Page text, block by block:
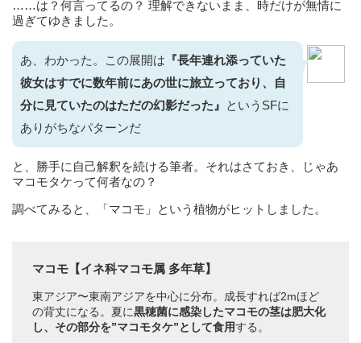
……は？何言ってるの？ 理解できないまま、時だけが無情に
過ぎてゆきました。
あ、わかった。この展開は 『長年連れ添っていた
彼女はすでに数年前にあの世に旅立っており、自
分に見ていたのはただの幻影だった』 というSFに
ありがちなパターンだ
と、勝手に自己解釈を続ける筆者。それはさておき、じゃあ
マコモタケって何者なの？
調べてみると、「マコモ」という植物がヒットしました。
マコモ【イネ科マコモ属 多年草】
東アジア〜東南アジアを中心に分布。成長すれば2mほど
の背丈になる。夏に黒穂菌に感染したマコモの茎は肥大化
し、その部分を”マコモタケ”として食用する。